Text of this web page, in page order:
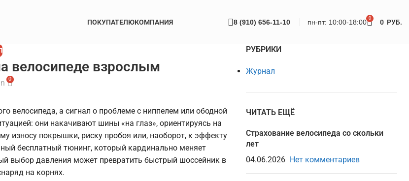
ПОКУПАТЕЛЮКОМПАНИЯ 8 (910) 656-11-10 пн-пт: 10:00-18:00 0 0 РУБ.
велосипеде взрослым
0
велосипеда, а сигнал о проблеме с ниппелем или ободной
они накачивают шины «на глаз», ориентируясь на
износу покрышки, риску пробоя или, наоборот, к эффекту
бесплатный тюнинг, который кардинально меняет
выбор давления может превратить быстрый шоссейник в
на корнях.
РУБРИКИ
Журнал
ЧИТАТЬ ЕЩЁ
Страхование велосипеда со скольки
лет
04.06.2026 Нет комментариев